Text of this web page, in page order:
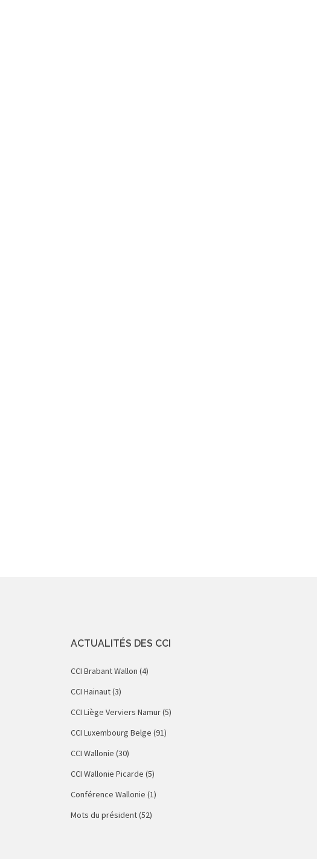
ACTUALITÉS DES CCI
CCI Brabant Wallon (4)
CCI Hainaut(3)
CCI Liège Verviers Namur(5)
CCI Luxembourg Belge (91)
CCI Wallonie (30)
CCI Wallonie Picarde (5)
Conférence Wallonie (1)
Mots du président(52)